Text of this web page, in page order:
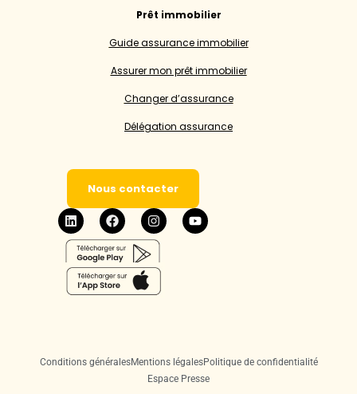
Prêt immobilier
Guide assurance immobilier
Assurer mon prêt immobilier
Changer d’assurance
Délégation assurance
Nous contacter
Conditions généralesMentions légalesPolitique de confidentialité
Espace Presse